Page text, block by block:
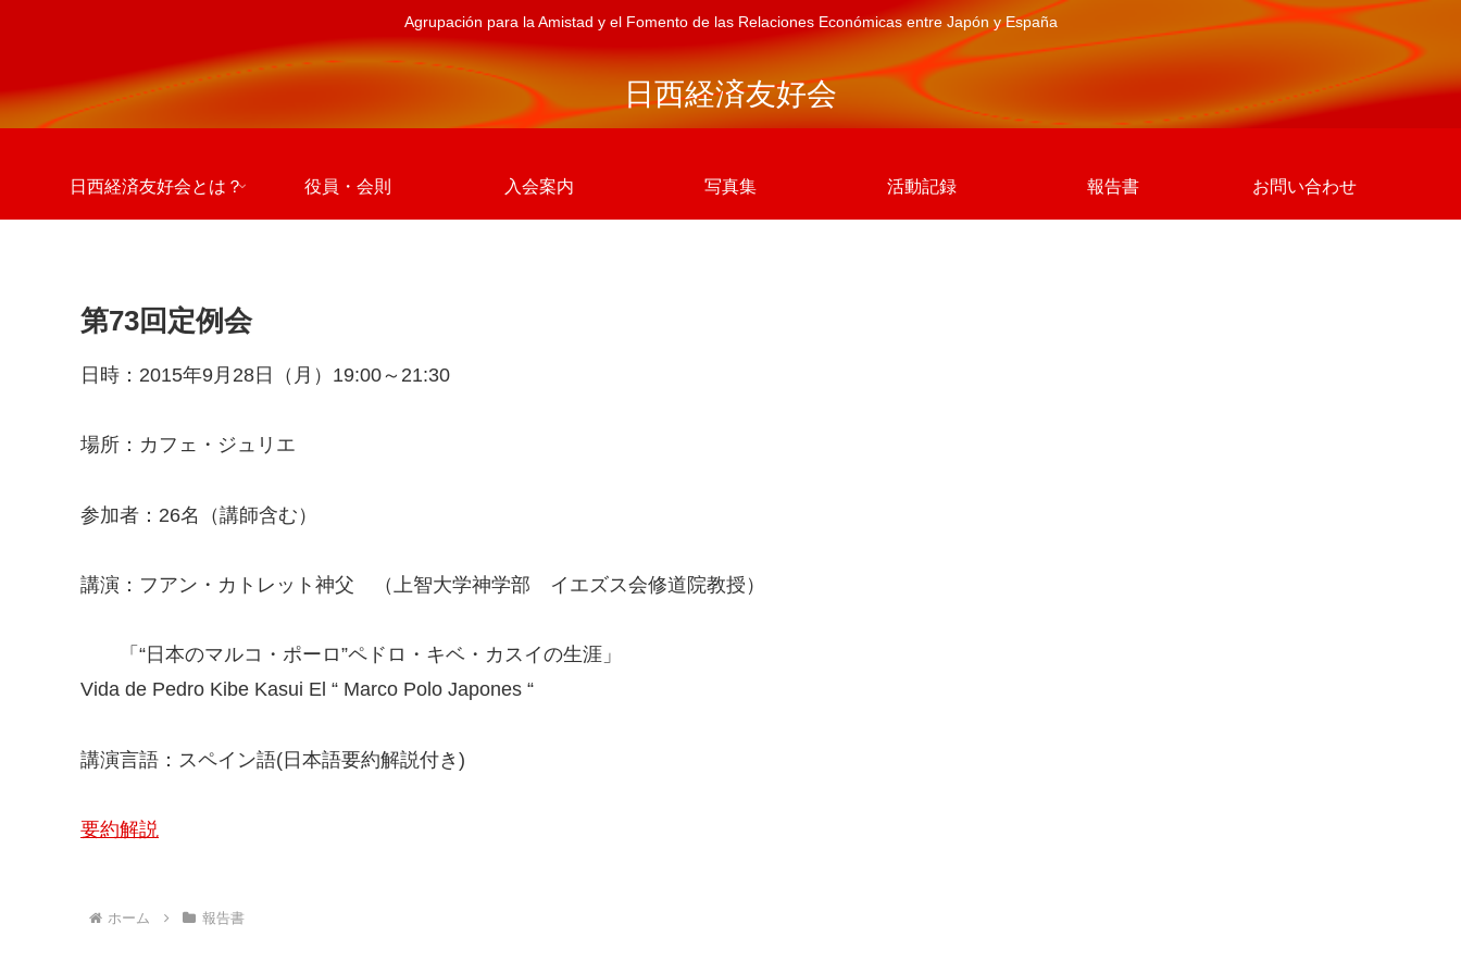
Agrupación para la Amistad y el Fomento de las Relaciones Económicas entre Japón y España
日西経済友好会
日西経済友好会とは？ 役員・会則 入会案内 写真集 活動記録 報告書 お問い合わせ
第73回定例会
日時：2015年9月28日（月）19:00～21:30
場所：カフェ・ジュリエ
参加者：26名（講師含む）
講演：フアン・カトレット神父 （上智大学神学部 イエズス会修道院教授）
「“日本のマルコ・ポーロ”ペドロ・キベ・カスイの生涯」
Vida de Pedro Kibe Kasui El “ Marco Polo Japones “
講演言語：スペイン語(日本語要約解説付き)
要約解説
ホーム 報告書